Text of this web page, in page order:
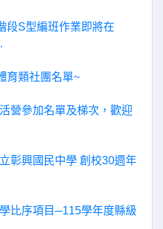
段S型編班作業即將在
育類社團名單~
營參加名單及梯次，歡迎
彰興國民中學 創校30週年
比序項目─115學年度縣級